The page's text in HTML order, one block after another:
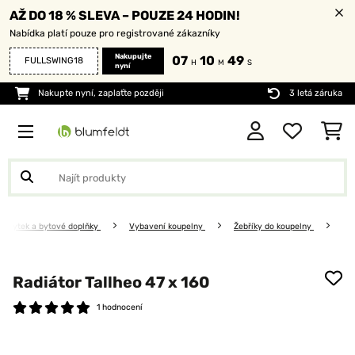
AŽ DO 18 % SLEVA – POUZE 24 HODIN!
Nabídka platí pouze pro registrované zákazníky
FULLSWING18
Nakupujte
nyní
07 H 10 M 47 S
Nakupte nyní, zaplaťte později 3 letá záruka
a bytové doplňky Vybavení koupelny Žebříky do koupelny
Radiátor Tallheo 47 x 160
1 hodnocení